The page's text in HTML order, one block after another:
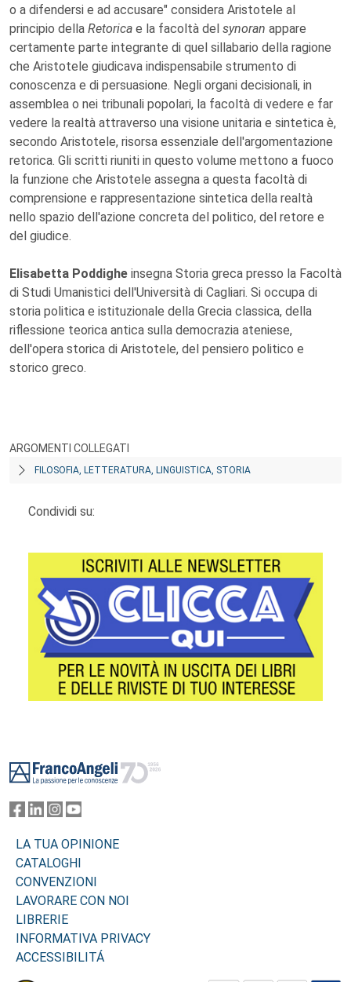
o a difendersi e ad accusare" considera Aristotele al
principio della Retorica e la facoltà del synoran appare
certamente parte integrante di quel sillabario della ragione
che Aristotele giudicava indispensabile strumento di
conoscenza e di persuasione. Negli organi decisionali, in
assemblea o nei tribunali popolari, la facoltà di vedere e far
vedere la realtà attraverso una visione unitaria e sintetica è,
secondo Aristotele, risorsa essenziale dell'argomentazione
retorica. Gli scritti riuniti in questo volume mettono a fuoco
la funzione che Aristotele assegna a questa facoltà di
comprensione e rappresentazione sintetica della realtà
nello spazio dell'azione concreta del politico, del retore e
del giudice.
Elisabetta Poddighe insegna Storia greca presso la Facoltà
di Studi Umanistici dell'Università di Cagliari. Si occupa di
storia politica e istituzionale della Grecia classica, della
riflessione teorica antica sulla democrazia ateniese,
dell'opera storica di Aristotele, del pensiero politico e
storico greco.
ARGOMENTI COLLEGATI
FILOSOFIA, LETTERATURA, LINGUISTICA, STORIA
Condividi su:
LA TUA OPINIONE
CATALOGHI
CONVENZIONI
LAVORARE CON NOI
LIBRERIE
INFORMATIVA PRIVACY
ACCESSIBILITÁ